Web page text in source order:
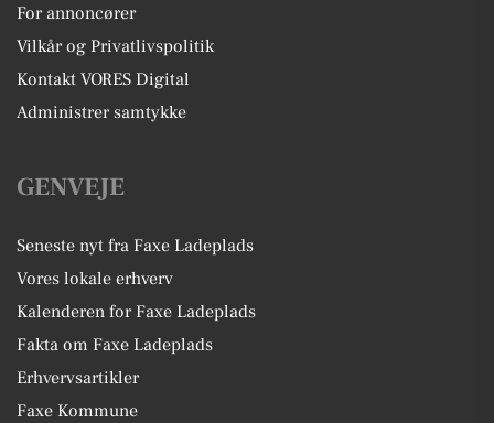
For annoncører
Vilkår og Privatlivspolitik
Kontakt VORES Digital
Administrer samtykke
GENVEJE
Seneste nyt fra Faxe Ladeplads
Vores lokale erhverv
Kalenderen for Faxe Ladeplads
Fakta om Faxe Ladeplads
Erhvervsartikler
Faxe Kommune